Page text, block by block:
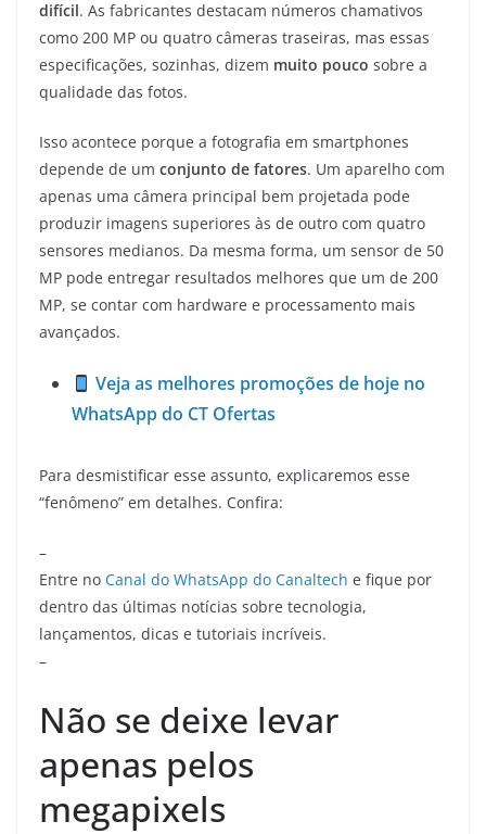
difícil. As fabricantes destacam números chamativos
como 200 MP ou quatro câmeras traseiras, mas essas
especificações, sozinhas, dizem muito pouco sobre a
qualidade das fotos.
Isso acontece porque a fotografia em smartphones
depende de um conjunto de fatores. Um aparelho com
apenas uma câmera principal bem projetada pode
produzir imagens superiores às de outro com quatro
sensores medianos. Da mesma forma, um sensor de 50
MP pode entregar resultados melhores que um de 200
MP, se contar com hardware e processamento mais
avançados.
Veja as melhores promoções de hoje no
WhatsApp do CT Ofertas
Para desmistificar esse assunto, explicaremos esse
“fenômeno” em detalhes. Confira:
–
Entre no Canal do WhatsApp do Canaltech e fique por
dentro das últimas notícias sobre tecnologia,
lançamentos, dicas e tutoriais incríveis.
–
Não se deixe levar
apenas pelos
megapixels